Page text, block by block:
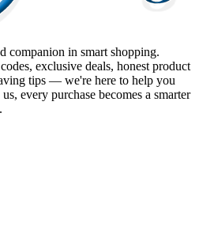
companion in smart shopping.
exclusive deals, honest product
tips — we're here to help you
every purchase becomes a smarter